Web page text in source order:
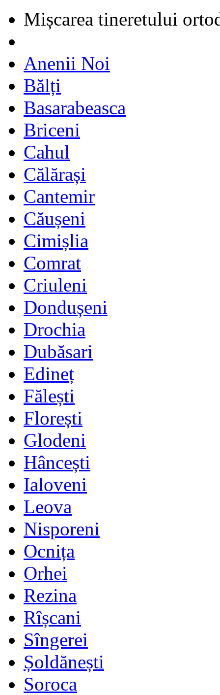
Mișcarea tineretului
Anenii Noi
Bălți
Basarabeasca
Briceni
Cahul
Călărași
Cantemir
Căușeni
Cimișlia
Comrat
Criuleni
Dondușeni
Drochia
Dubăsari
Edineț
Fălești
Florești
Glodeni
Hâncești
Ialoveni
Leova
Nisporeni
Ocnița
Orhei
Rezina
Rîșcani
Sîngerei
Șoldănești
Soroca